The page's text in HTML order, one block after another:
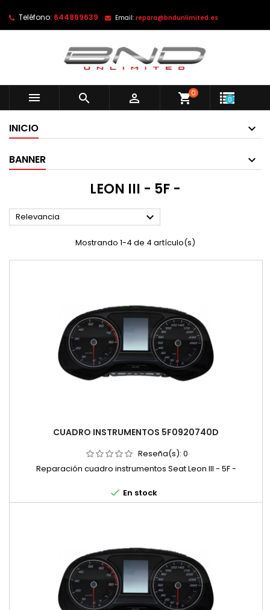
Teléfono: 644869639 Email: repara@bndunlimited.es
   shopping_cart0
0
INICIO
BANNER
LEON III - 5F -
Relevancia 
Mostrando 1-4 de 4 artículo(s)
CUADRO INSTRUMENTOS 5F0920740D
Reseña(s): 0
Reparación cuadro instrumentos Seat Leon III - 5F -
 En stock